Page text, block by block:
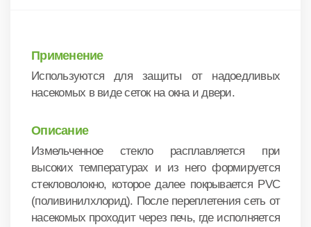
Применение
Используются для защиты от надоедливых
насекомых в виде сеток на окна и двери.
Описание
Измельченное стекло расплавляется при
высоких температурах и из него формируется
стекловолокно, которое далее покрывается PVC
(поливинилхлорид). После переплетения сеть от
насекомых проходит через печь, где исполняется